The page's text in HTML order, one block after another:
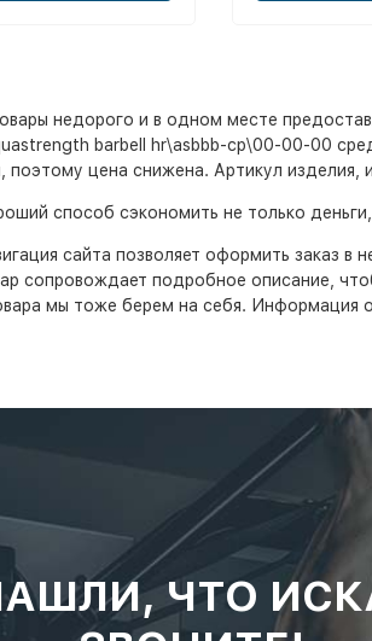
недорого и в одном месте
barbell hr\asbbb-cp\00-00-00
поэтому цена снижена. Артикул
способ сэкономить не только
сайта позволяет оформить заказ в
сопровождает подробное описание,
мы тоже берем на себя. Информация
ЧТО